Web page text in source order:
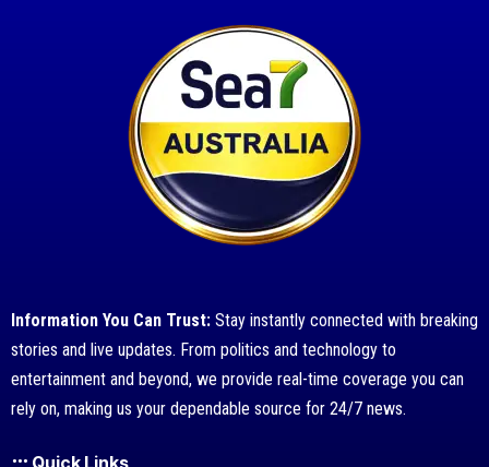
Information You Can Trust: Stay instantly connected with breaking
stories and live updates. From politics and technology to
entertainment and beyond, we provide real-time coverage you can
rely on, making us your dependable source for 24/7 news.